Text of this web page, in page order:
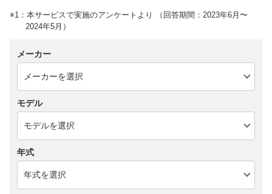
※1：本サービスで実施のアンケートより （回答期間：2023年6月〜
2024年5月）
メーカー
モデル
年式